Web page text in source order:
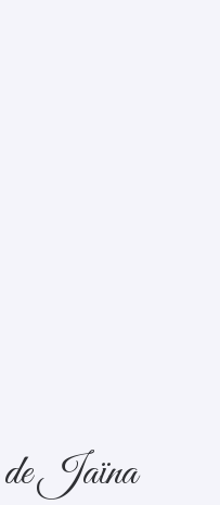
de Jaïna